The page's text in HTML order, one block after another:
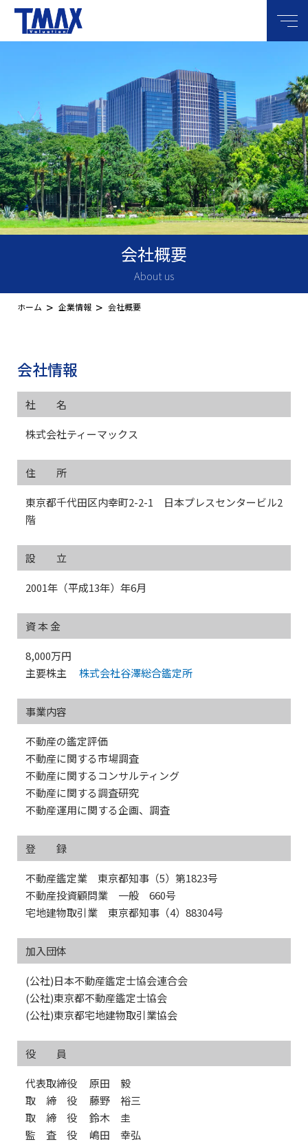
メ
会社概要
About us
ホーム > 企業情報 > 会社概要
会社情報
社 名
株式会社ティーマックス
住 所
東京都千代田区内幸町2-2-1 日本プレスセンタービル2
階
設 立
2001年（平成13年）年6月
資 本 金
8,000万円
主要株主 株式会社谷澤総合鑑定所
事業内容
不動産の鑑定評価
不動産に関する市場調査
不動産に関するコンサルティング
不動産に関する調査研究
不動産運用に関する企画、調査
登 録
不動産鑑定業 東京都知事（5）第1823号
不動産投資顧問業 一般 660号
宅地建物取引業 東京都知事（4）88304号
加入団体
(公社)日本不動産鑑定士協会連合会
(公社)東京都不動産鑑定士協会
(公社)東京都宅地建物取引業協会
役 員
代表取締役 原田 毅
取 締 役 藤野 裕三
取 締 役 鈴木 圭
監 査 役 嶋田 幸弘